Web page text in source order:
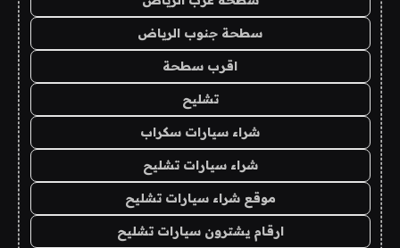
سطحة جنوب الرياض
اقرب سطحة
تشليح
شراء سيارات سكراب
شراء سيارات تشليح
موقع شراء سيارات تشليح
ارقام يشترون سيارات تشليح